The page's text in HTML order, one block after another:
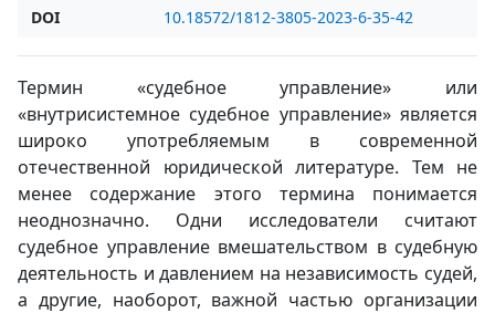
DOI
10.18572/1812-3805-2023-6-35-42
Термин «судебное управление» или
«внутрисистемное судебное управление» является
широко употребляемым в современной
отечественной юридической литературе. Тем не
менее содержание этого термина понимается
неоднозначно. Одни исследователи считают
судебное управление вмешательством в судебную
деятельность и давлением на независимость судей,
а другие, наоборот, важной частью организации